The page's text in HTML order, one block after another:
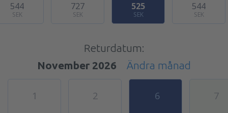
544
SEK
727
SEK
525
SEK
544
SEK
Returdatum:
November 2026
Ändra månad
1 2 6 7